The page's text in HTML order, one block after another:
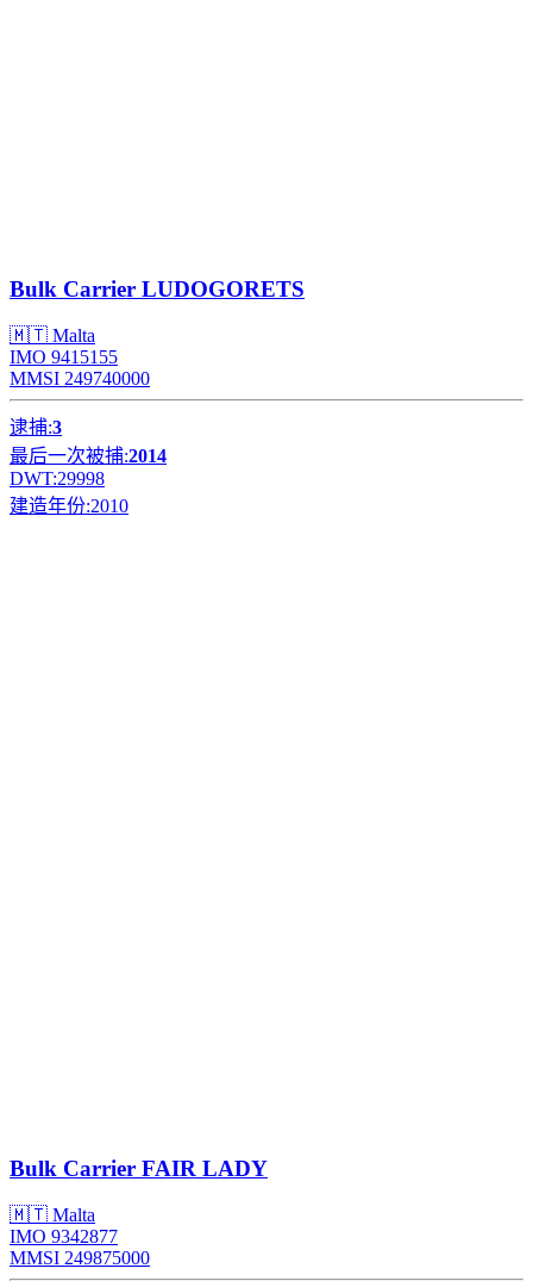
Bulk Carrier LUDOGORETS
🇲🇹 Malta
IMO 9415155
MMSI 249740000
逮捕:3
最后一次被捕:2014
DWT:29998
建造年份:2010
Bulk Carrier FAIR LADY
🇲🇹 Malta
IMO 9342877
MMSI 249875000